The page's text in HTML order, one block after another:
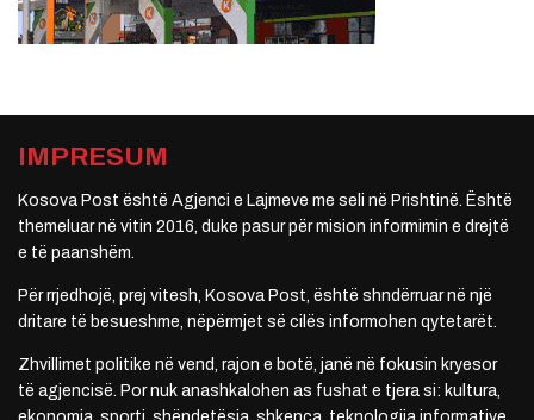
IMPRESUM
Kosova Post është Agjenci e Lajmeve me seli në Prishtinë. Është
themeluar në vitin 2016, duke pasur për mision informimin e drejtë
e të paanshëm.
Për rrjedhojë, prej vitesh, Kosova Post, është shndërruar në një
dritare të besueshme, nëpërmjet së cilës informohen qytetarët.
Zhvillimet politike në vend, rajon e botë, janë në fokusin kryesor
të agjencisë. Por nuk anashkalohen as fushat e tjera si: kultura,